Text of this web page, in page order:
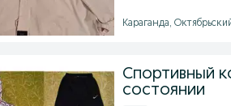
Караганда,
Спортивный
состоянии